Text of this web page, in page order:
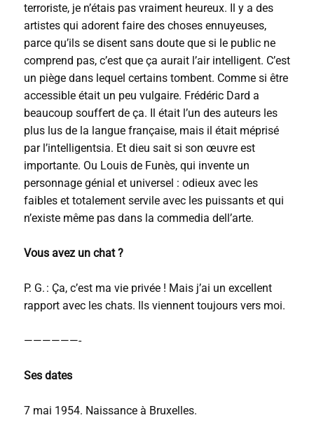
terroriste, je n’étais pas vraiment heureux. Il y a des
artistes qui adorent faire des choses ennuyeuses,
parce qu’ils se disent sans doute que si le public ne
comprend pas, c’est que ça aurait l’air intelligent. C’est
un piège dans lequel certains tombent. Comme si être
accessible était un peu vulgaire. Frédéric Dard a
beaucoup souffert de ça. Il était l’un des auteurs les
plus lus de la langue française, mais il était méprisé
par l’intelligentsia. Et dieu sait si son œuvre est
importante. Ou Louis de Funès, qui invente un
personnage génial et universel : odieux avec les
faibles et totalement servile avec les puissants et qui
n’existe même pas dans la commedia dell’arte.
Vous avez un chat ?
P. G. : Ça, c’est ma vie privée ! Mais j’ai un excellent
rapport avec les chats. Ils viennent toujours vers moi.
——————-
Ses dates
7 mai 1954. Naissance à Bruxelles.